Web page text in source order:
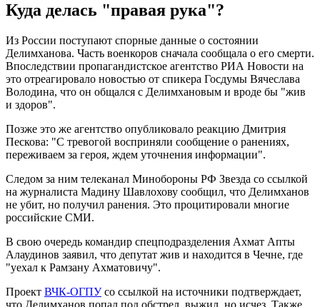
Куда делась "правая рука"?
Из России поступают спорные данные о состоянии
Делимханова. Часть военкоров сначала сообщала о его смерти.
Впоследствии пропагандистское агентство РИА Новости на
это отреагировало новостью от спикера Госдумы Вячеслава
Володина, что он общался с Делимхановым и вроде бы "жив
и здоров".
Позже это же агентство опубликовало реакцию Дмитрия
Пескова: "С тревогой восприняли сообщение о ранениях,
переживаем за героя, ждем уточнения информации".
Следом за ним телеканал Минобороны РФ Звезда со ссылкой
на журналиста Мадину Шавлохову сообщил, что Делимханов
не убит, но получил ранения. Это процитировали многие
российские СМИ.
В свою очередь командир спецподразделения Ахмат Апты
Алаудинов заявил, что депутат жив и находится в Чечне, где
"уехал к Рамзану Ахматовичу".
Проект ВЧК-ОГПУсо ссылкой на источники подтверждает,